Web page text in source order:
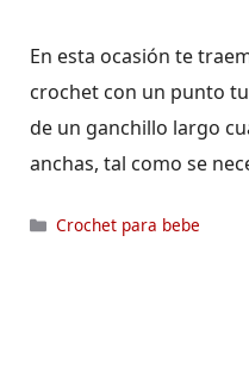
En esta ocasión te
crochet con un punto
de un ganchillo largo
anchas, tal como se
Categorías
Crochet para bebe